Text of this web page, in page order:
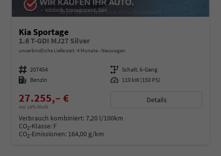
Kia Sportage
1.6 T-GDI MJ27 Silver
unverbindliche Lieferzeit: 4 Monate Neuwagen
Fahrzeugnummer 207454 Getriebe Schalt. 6-Gang
Kraftstoff Benzin Leistung 110 kW (150 PS)
27.255,– €
incl. 19% MwSt.
Details
Verbrauch kombiniert:7,20 l/100km
CO2-Klasse: F
CO2-Emissionen: 164,00 g/km